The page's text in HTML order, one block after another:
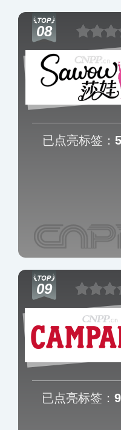
08
已点亮标签：
09
已点亮标签：